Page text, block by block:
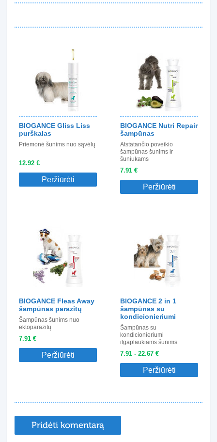
BIOGANCE Gliss Liss
purškalas
Priemonė šunims nuo sąvėlų
12.92 €
Peržiūrėti
BIOGANCE Nutri Repair
šampūnas
Atstatančio poveikio
šampūnas šunims ir
šuniukams
7.91 €
Peržiūrėti
BIOGANCE Fleas Away
šampūnas parazitų
Šampūnas šunims nuo
ektoparazitų
7.91 €
Peržiūrėti
BIOGANCE 2 in 1
šampūnas su
kondicionieriumi
Šampūnas su
kondicionieriumi
ilgaplaukiams šunims
7.91 - 22.67 €
Peržiūrėti
Pridėti komentarą